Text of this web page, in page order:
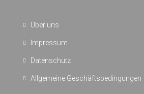
Über uns
Impressum
Datenschutz
Allgemeine Geschäftsbedingungen